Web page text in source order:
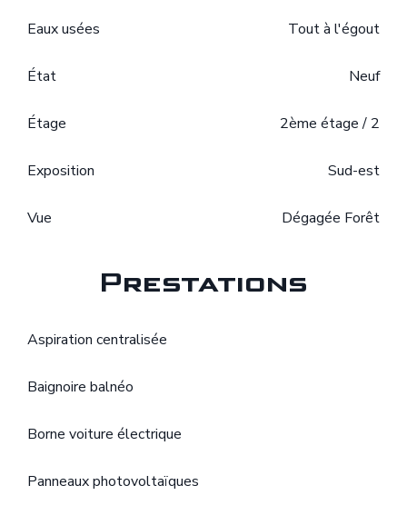
Eaux usées Tout à l'égout
État Neuf
Étage 2ème étage / 2
Exposition Sud-est
Vue Dégagée Forêt
Prestations
Aspiration centralisée
Baignoire balnéo
Borne voiture électrique
Panneaux photovoltaïques